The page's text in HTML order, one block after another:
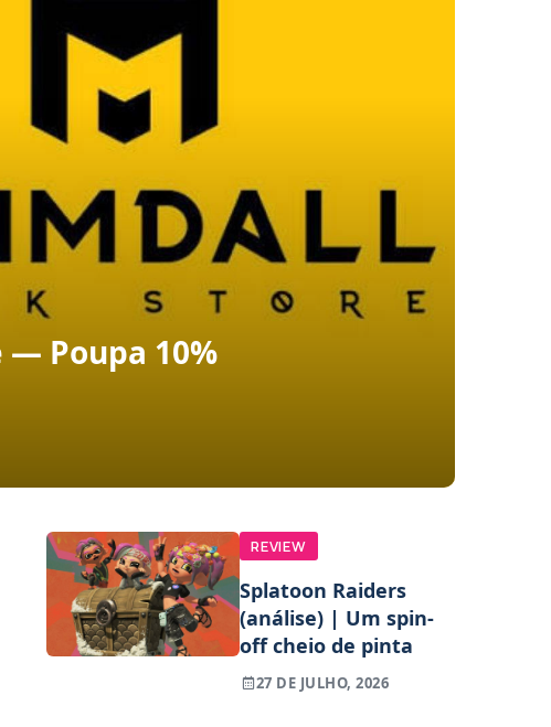
— Poupa 10%
REVIEW
Splatoon Raiders
(análise) | Um spin-
off cheio de pinta
27 DE JULHO, 2026